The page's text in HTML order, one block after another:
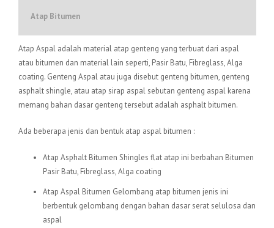
Atap Bitumen
Atap Aspal adalah material atap genteng yang terbuat dari aspal
atau bitumen dan material lain seperti, Pasir Batu, Fibreglass, Alga
coating. Genteng Aspal atau juga disebut genteng bitumen, genteng
asphalt shingle, atau atap sirap aspal sebutan genteng aspal karena
memang bahan dasar genteng tersebut adalah asphalt bitumen.
Ada beberapa jenis dan bentuk atap aspal bitumen :
Atap Asphalt Bitumen Shingles flat atap ini berbahan Bitumen
Pasir Batu, Fibreglass, Alga coating
Atap Aspal Bitumen Gelombang atap bitumen jenis ini
berbentuk gelombang dengan bahan dasar serat selulosa dan
aspal